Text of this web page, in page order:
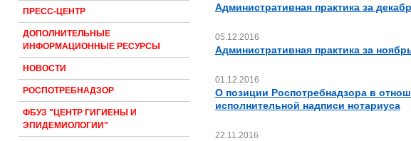
ПРЕСС-ЦЕНТР
ДОПОЛНИТЕЛЬНЫЕ
ИНФОРМАЦИОННЫЕ РЕСУРСЫ
НОВОСТИ
РОСПОТРЕБНАДЗОР
ФБУЗ "ЦЕНТР ГИГИЕНЫ И
ЭПИДЕМИОЛОГИИ"
Административная практика за
05.12.2016
Административная практика за
01.12.2016
О позиции Роспотребнадзора в
исполнительной надписи нотариуса
22.11.2016